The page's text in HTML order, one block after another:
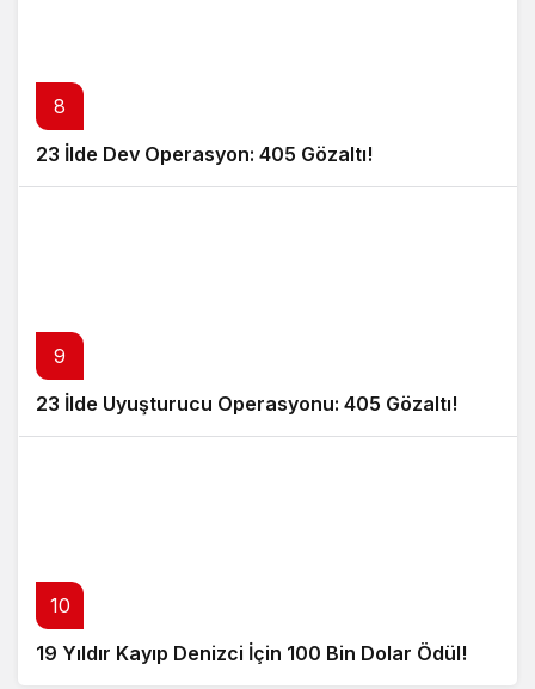
8
23 İlde Dev Operasyon: 405 Gözaltı!
9
23 İlde Uyuşturucu Operasyonu: 405 Gözaltı!
10
19 Yıldır Kayıp Denizci İçin 100 Bin Dolar Ödül!